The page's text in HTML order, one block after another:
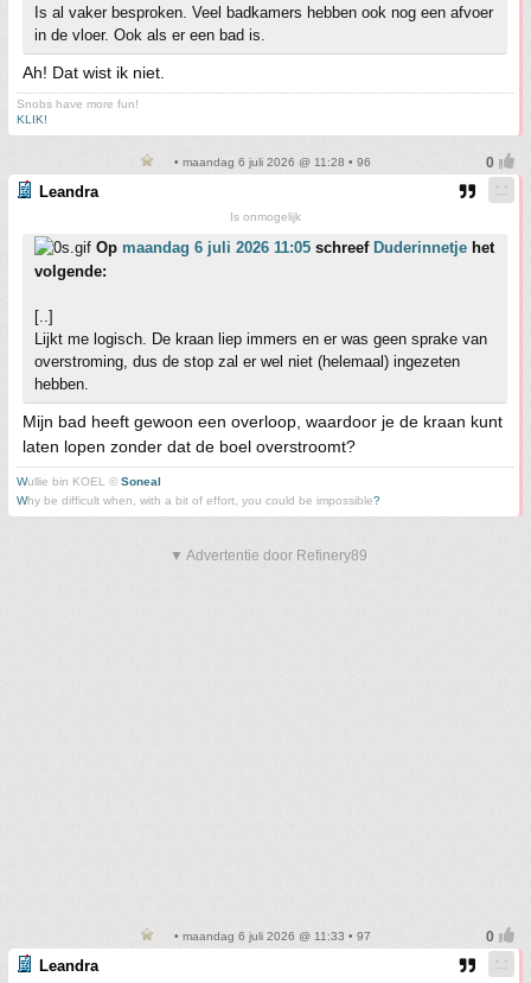
Is al vaker besproken. Veel badkamers hebben ook nog een afvoer
in de vloer. Ook als er een bad is.
Ah! Dat wist ik niet.
Snobs have more fun!
KLIK!
• maandag 6 juli 2026 @ 11:28 • 96
Leandra
Is onmogelijk
Op maandag 6 juli 2026 11:05 schreef Duderinnetje het
volgende:
[..]
Lijkt me logisch. De kraan liep immers en er was geen sprake van
overstroming, dus de stop zal er wel niet (helemaal) ingezeten
hebben.
Mijn bad heeft gewoon een overloop, waardoor je de kraan kunt
laten lopen zonder dat de boel overstroomt?
Wullie bin KOEL © Soneal
Why be difficult when, with a bit of effort, you could be impossible?
▼ Advertentie door Refinery89
• maandag 6 juli 2026 @ 11:33 • 97
Leandra